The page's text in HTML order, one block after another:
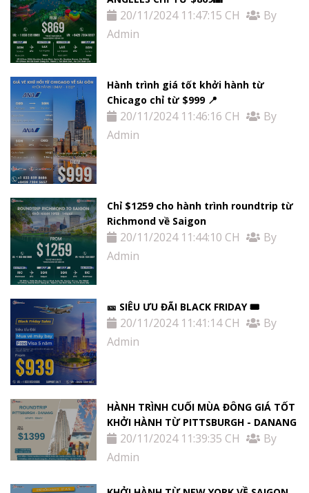
20/11/2024 11:47:15 CH
By
Admin
Hành trình giá tốt khởi hành từ
Chicago chỉ từ $999 📍
20/11/2024 11:46:16 CH
By
Admin
Chỉ $1259 cho hành trình roundtrip từ
Richmond về Saigon
20/11/2024 11:44:10 CH
By
Admin
🎫 SIÊU ƯU ĐÃI BLACK FRIDAY 🎟
20/11/2024 11:41:14 CH
By
Admin
HÀNH TRÌNH CUỐI MÙA ĐÔNG GIÁ TỐT
KHỞI HÀNH TỪ PITTSBURGH - DANANG
20/11/2024 11:39:35 CH
By
Admin